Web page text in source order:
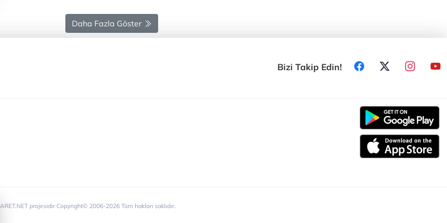
Daha Fazla Göster
Bizi Takip Edin!
projesidir Copyright© 2006-2026 Tüm hakları saklıdır.